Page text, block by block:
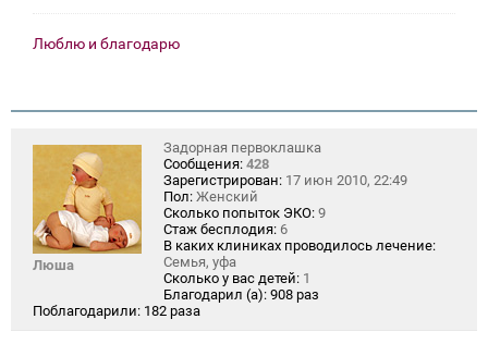
Люблю и благодарю
Люша
Задорная первоклашка
Сообщения: 428
Зарегистрирован: 17 июн 2010, 22:49
Пол: Женский
Сколько попыток ЭКО: 9
Стаж бесплодия: 6
В каких клиниках проводилось лечение:
Семья, уфа
Сколько у вас детей: 1
Благодарил (а): 908 раз
Поблагодарили: 182 раза